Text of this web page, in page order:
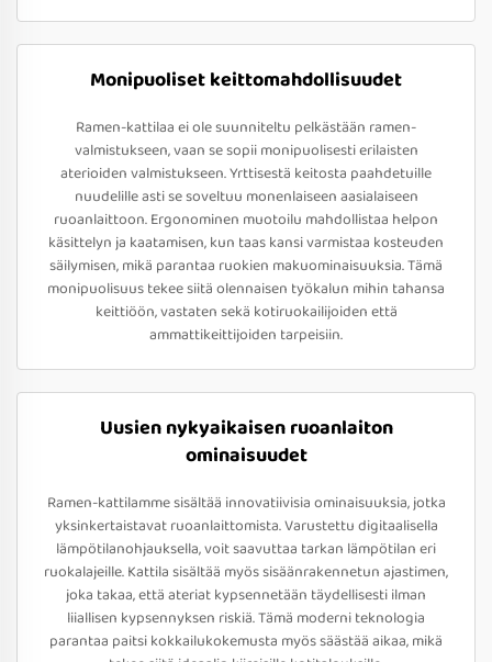
Monipuoliset keittomahdollisuudet
Ramen-kattilaa ei ole suunniteltu pelkästään ramen-
valmistukseen, vaan se sopii monipuolisesti erilaisten
aterioiden valmistukseen. Yrttisestä keitosta paahdetuille
nuudelille asti se soveltuu monenlaiseen aasialaiseen
ruoanlaittoon. Ergonominen muotoilu mahdollistaa helpon
käsittelyn ja kaatamisen, kun taas kansi varmistaa kosteuden
säilymisen, mikä parantaa ruokien makuominaisuuksia. Tämä
monipuolisuus tekee siitä olennaisen työkalun mihin tahansa
keittiöön, vastaten sekä kotiruokailijoiden että
ammattikeittijoiden tarpeisiin.
Uusien nykyaikaisen ruoanlaiton
ominaisuudet
Ramen-kattilamme sisältää innovatiivisia ominaisuuksia, jotka
yksinkertaistavat ruoanlaittomista. Varustettu digitaalisella
lämpötilanohjauksella, voit saavuttaa tarkan lämpötilan eri
ruokalajeille. Kattila sisältää myös sisäänrakennetun ajastimen,
joka takaa, että ateriat kypsennetään täydellisesti ilman
liiallisen kypsennyksen riskiä. Tämä moderni teknologia
parantaa paitsi kokkailukokemusta myös säästää aikaa, mikä